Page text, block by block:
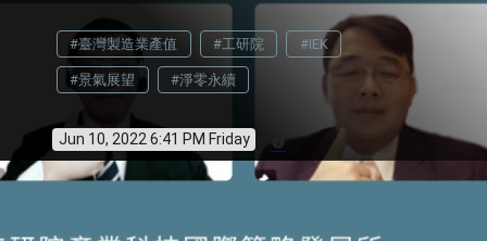
#臺灣製造業產值 #工研院 #IEK
#景氣展望 #淨零永續
Jun 10, 2022 6:41 PM Friday info